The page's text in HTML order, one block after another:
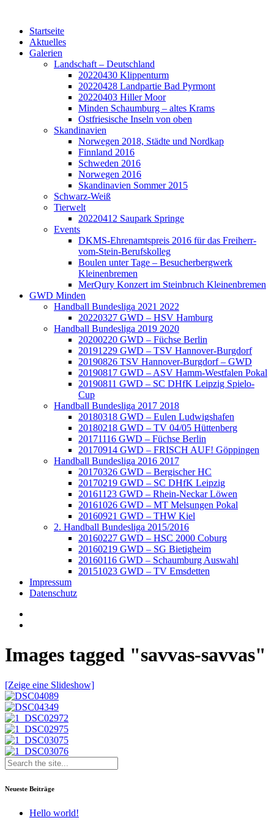
Startseite
Aktuelles
Galerien
Landschaft – Deutschland
20220430 Klippenturm
20220428 Landpartie Bad Pyrmont
20220403 Hiller Moor
Minden Schaumburg – altes Krams
Ostfriesische Inseln von oben
Skandinavien
Norwegen 2018, Städte und Nordkap
Finnland 2016
Schweden 2016
Norwegen 2016
Skandinavien Sommer 2015
Schwarz-Weiß
Tierwelt
20220412 Saupark Springe
Events
DKMS-Ehrenamtspreis 2016 für das Freiherr-
vom-Stein-Berufskolleg
Boulen unter Tage – Besucherbergwerk
Kleinenbremen
MerQury Konzert im Steinbruch Kleinenbremen
GWD Minden
Handball Bundesliga 2021 2022
20220327 GWD – HSV Hamburg
Handball Bundesliga 2019 2020
20200220 GWD – Füchse Berlin
20191229 GWD – TSV Hannover-Burgdorf
20190826 TSV Hannover-Burgdorf – GWD
20190817 GWD – ASV Hamm-Westfalen Pokal
20190811 GWD – SC DHfK Leipzig Spielo-
Cup
Handball Bundesliga 2017 2018
20180318 GWD – Eulen Ludwigshafen
20180218 GWD – TV 04/05 Hüttenberg
20171116 GWD – Füchse Berlin
20170914 GWD – FRISCH AUF! Göppingen
Handball Bundesliga 2016 2017
20170326 GWD – Bergischer HC
20170219 GWD – SC DHfK Leipzig
20161123 GWD – Rhein-Neckar Löwen
20161026 GWD – MT Melsungen Pokal
20160921 GWD – THW Kiel
2. Handball Bundesliga 2015/2016
20160227 GWD – HSC 2000 Coburg
20160219 GWD – SG Bietigheim
20160116 GWD – Schaumburg Auswahl
20151023 GWD – TV Emsdetten
Impressum
Datenschutz
Images tagged "savvas-savvas"
[Zeige eine Slideshow]
Neueste Beiträge
Hello world!